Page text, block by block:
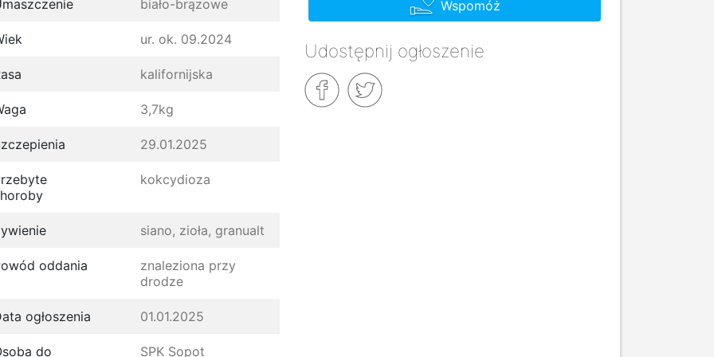
biało-brązowe
ur. ok. 09.2024
kalifornijska
3,7kg
29.01.2025
kokcydioza
siano, zioła, granualt
oddania
znaleziona przy
drodze
ogłoszenia 01.01.2025
do
SPK Sopot
Wspomóż
Udostępnij ogłoszenie